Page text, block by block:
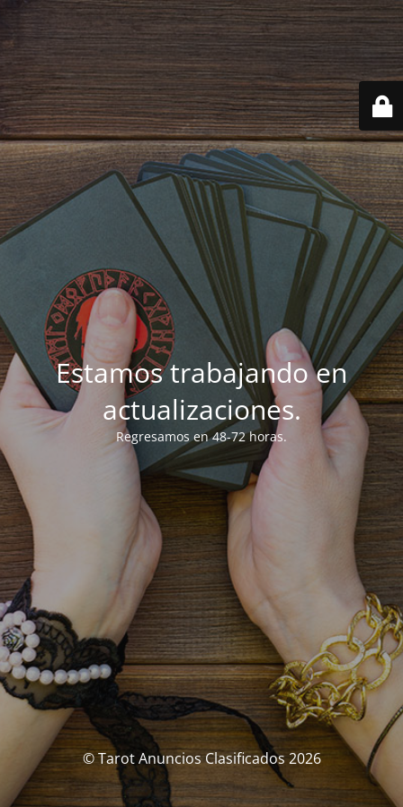
Estamos trabajando en
actualizaciones.
Regresamos en 48-72 horas.
© Tarot Anuncios Clasificados 2026